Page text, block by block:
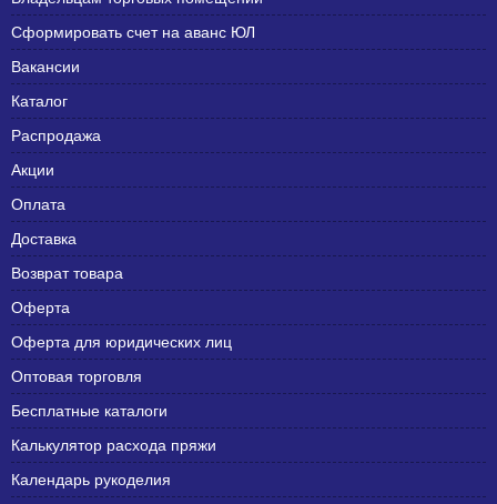
Сформировать счет на аванс ЮЛ
Вакансии
Каталог
Распродажа
Акции
Оплата
Доставка
Возврат товара
Оферта
Оферта для юридических лиц
Оптовая торговля
Бесплатные каталоги
Калькулятор расхода пряжи
Календарь рукоделия